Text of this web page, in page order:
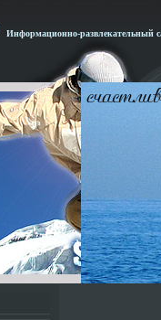
Информационно-развлекательный